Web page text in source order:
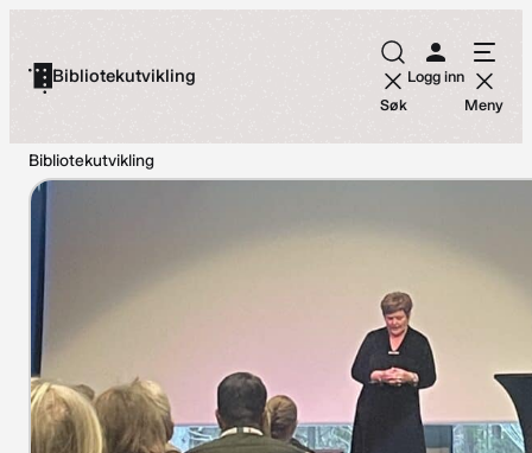
innholdBibliotekutvikling
Søk
Logg inn
Meny
Bibliotekutvikling